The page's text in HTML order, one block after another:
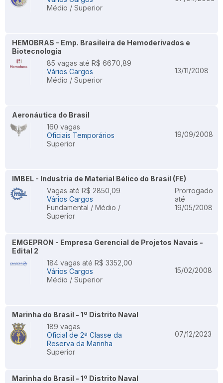
Médio / Superior
HEMOBRAS - Emp. Brasileira de Hemoderivados e
Biotecnologia
85 vagas até R$ 6670,89
Vários Cargos
Médio / Superior
13/11/2008
Aeronáutica do Brasil
160 vagas
Oficiais Temporários
Superior
19/09/2008
IMBEL - Industria de Material Bélico do Brasil (FE)
Vagas até R$ 2850,09
Vários Cargos
Fundamental / Médio /
Superior
Prorrogado
até
19/05/2008
EMGEPRON - Empresa Gerencial de Projetos Navais -
Edital 2
184 vagas até R$ 3352,00
Vários Cargos
Médio / Superior
15/02/2008
Marinha do Brasil - 1º Distrito Naval
189 vagas
Oficial de 2ª Classe da
Reserva da Marinha
Superior
07/12/2023
Marinha do Brasil - 1º Distrito Naval